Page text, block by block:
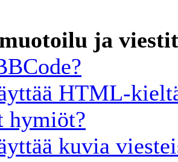
ja
HTML-
hymiöt?
kuvia